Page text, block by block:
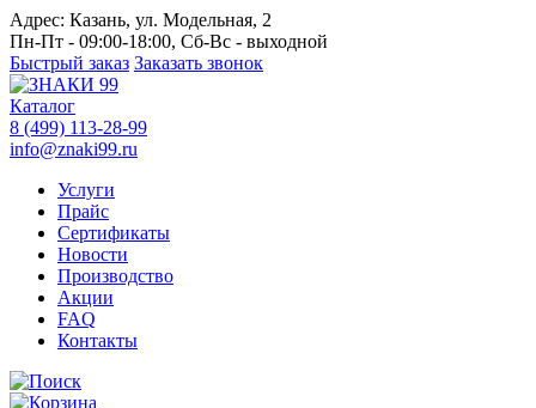
Адрес: Казань, ул. Модельная, 2
Пн-Пт - 09:00-18:00, Сб-Вс - выходной
Быстрый заказ Заказать звонок
Каталог
8 (499) 113-28-99
info@znaki99.ru
Услуги
Прайс
Сертификаты
Новости
Производство
Акции
FAQ
Контакты